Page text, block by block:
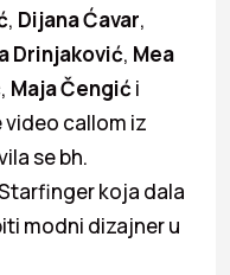
, Dijana Ćavar,
Drinjaković, Mea
, Maja Čengić i
video callom iz
se bh.
koja dala
modni dizajner u